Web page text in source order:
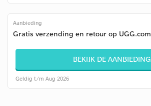
Aanbieding
Gratis verzending en retour op UGG.com
BEKIJK DE AANBIEDING
Geldig t/m Aug 2026